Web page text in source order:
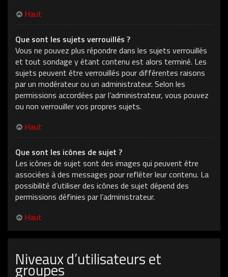
Haut
Que sont les sujets verrouillés ?
Vous ne pouvez plus répondre dans les sujets verrouillés
et tout sondage y étant contenu est alors terminé. Les
sujets peuvent être verrouillés pour différentes raisons
par un modérateur ou un administrateur. Selon les
permissions accordées par l’administrateur, vous pouvez
ou non verrouiller vos propres sujets.
Haut
Que sont les icônes de sujet ?
Les icônes de sujet sont des images qui peuvent être
associées à des messages pour refléter leur contenu. La
possibilité d’utiliser des icônes de sujet dépend des
permissions définies par l’administrateur.
Haut
Niveaux d’utilisateurs et
groupes